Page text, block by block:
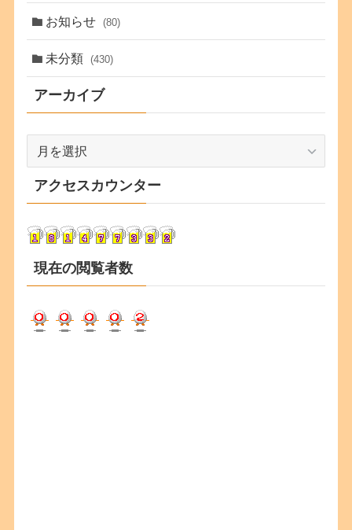
お知らせ (80)
未分類 (430)
アーカイブ
カ
イ
アクセスカウンター
現在の閲覧者数